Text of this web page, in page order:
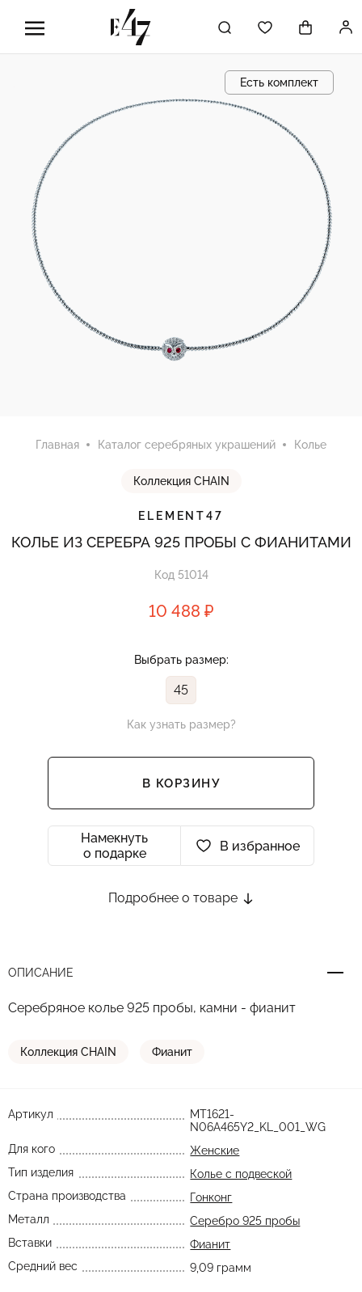
Есть комплект
Главная Каталог серебряных украшений Колье
Коллекция CHAIN
ELEMENT47
КОЛЬЕ ИЗ СЕРЕБРА 925 ПРОБЫ С ФИАНИТАМИ
Код 51014
10 488 ₽
Выбрать размер:
45
Как узнать размер?
В КОРЗИНУ
Намекнуть
о подарке
В избранное
Подробнее о товаре
ОПИСАНИЕ
Серебряное колье 925 пробы, камни - фианит
Коллекция CHAIN Фианит
Артикул
MT1621-
N06A465Y2_KL_001_WG
Для кого
Женские
Тип изделия
Колье с подвеской
Страна производства
Гонконг
Металл
Серебро 925 пробы
Вставки
Фианит
Средний вес
9,09 грамм